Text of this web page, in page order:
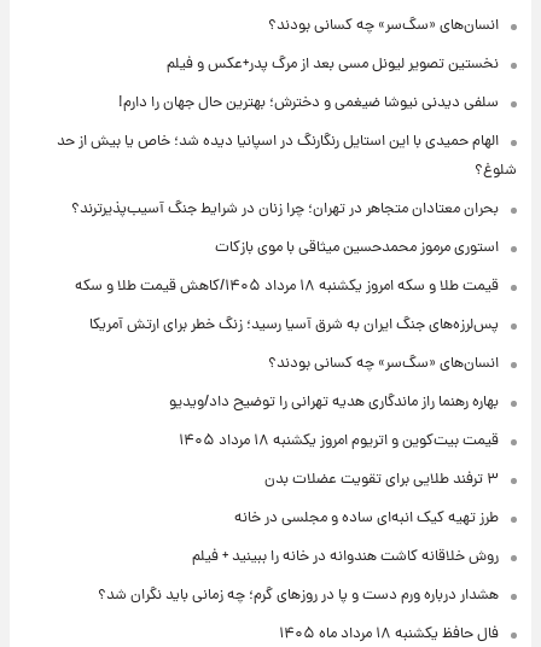
انسان‌های «سگ‌سر» چه کسانی بودند؟
نخستین تصویر لیونل مسی بعد از مرگ پدر+عکس و فیلم
سلفی دیدنی نیوشا ضیغمی و دخترش؛ بهترین حال جهان را دارم!
الهام حمیدی با این استایل رنگارنگ در اسپانیا دیده شد؛ خاص یا بیش از حد
شلوغ؟
بحران معتادان متجاهر در تهران؛ چرا زنان در شرایط جنگ آسیب‌پذیرترند؟
استوری مرموز محمدحسین میثاقی با موی بازکات
قیمت طلا و سکه امروز یکشنبه ۱۸ مرداد ۱۴۰۵/کاهش قیمت طلا و سکه
پس‌لرزه‌های جنگ ایران به شرق آسیا رسید؛ زنگ خطر برای ارتش آمریکا
انسان‌های «سگ‌سر» چه کسانی بودند؟
بهاره رهنما راز ماندگاری هدیه تهرانی را توضیح داد/ویدیو
قیمت بیت‌کوین و اتریوم امروز یکشنبه ۱۸ مرداد ۱۴۰۵
۳ ترفند طلایی برای تقویت عضلات بدن
طرز تهیه کیک انبه‌ای ساده و مجلسی در خانه
روش خلاقانه کاشت هندوانه در خانه را ببینید + فیلم
هشدار درباره ورم دست و پا در روزهای گرم؛ چه زمانی باید نگران شد؟
فال حافظ یکشنبه ۱۸ مرداد ماه ۱۴۰۵